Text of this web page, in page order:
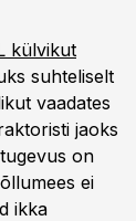
külvikut
suhteliselt
vaadates
jaoks
on
ei
ikka